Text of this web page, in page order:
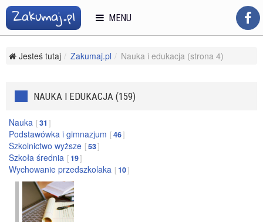
Jesteś tutaj Zakumaj.pl Nauka i edukacja (strona 4)
NAUKA I EDUKACJA (159)
Nauka 31
Podstawówka i gimnazjum 46
Szkolnictwo wyższe 53
Szkoła średnia 19
Wychowanie przedszkolaka 10
MENU